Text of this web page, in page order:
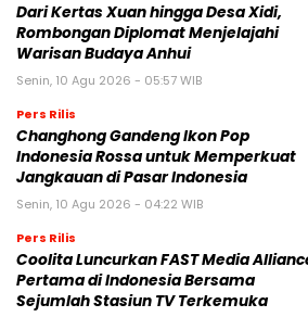
Dari Kertas Xuan hingga Desa Xidi,
Rombongan Diplomat Menjelajahi
Warisan Budaya Anhui
Senin, 10 Agu 2026 - 05:57 WIB
Pers Rilis
Changhong Gandeng Ikon Pop
Indonesia Rossa untuk Memperkuat
Jangkauan di Pasar Indonesia
Senin, 10 Agu 2026 - 04:22 WIB
Pers Rilis
Coolita Luncurkan FAST Media
Pertama di Indonesia Bersama
Sejumlah Stasiun TV Terkemuka